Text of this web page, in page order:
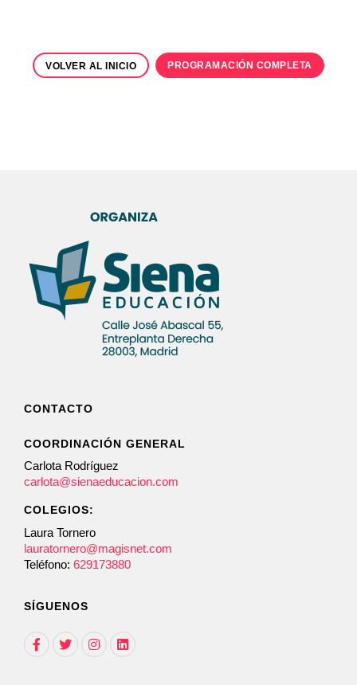
VOLVER AL INICIO PROGRAMACIÓN COMPLETA
CONTACTO
COORDINACIÓN GENERAL
Carlota Rodríguez
carlota@sienaeducacion.com
COLEGIOS:
Laura Tornero
lauratornero@magisnet.com
Teléfono: 629173880
SÍGUENOS